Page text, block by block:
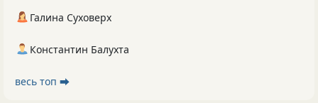
Галина Суховерх
Константин Балухта
весь топ ⮕